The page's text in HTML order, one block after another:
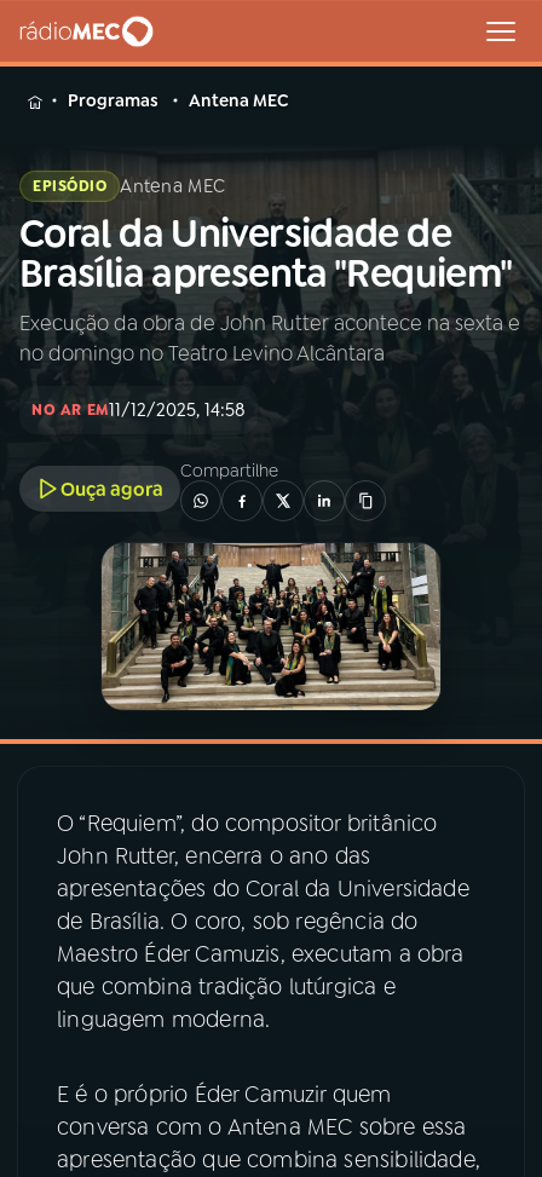
MENU
Buscar
na
Rádio
MEC
Buscar
Início AO VIVO
PROGRAMAÇÃO
PROGRAMAS
VIDEOCASTS
07ÚLTIMAS
08PRÊMIO RÁDIO MEC
ACOMPANHE A RÁDIO MEC
YouTube Facebook
Programas Antena MEC
EPISÓDIO Antena MEC
Coral da Universidade de
Brasília apresenta "Requiem"
Execução da obra de John Rutter acontece na sexta e
no domingo no Teatro Levino Alcântara
NO AR EM11/12/2025, 14:58
Ouça agora
Compartilhe
O “Requiem”, do compositor britânico
John Rutter, encerra o ano das
apresentações do Coral da Universidade
de Brasília. O coro, sob regência do
Maestro Éder Camuzis, executam a obra
que combina tradição lutúrgica e
linguagem moderna.
E é o próprio Éder Camuzir quem
conversa com o Antena MEC sobre essa
apresentação que combina sensibilidade,